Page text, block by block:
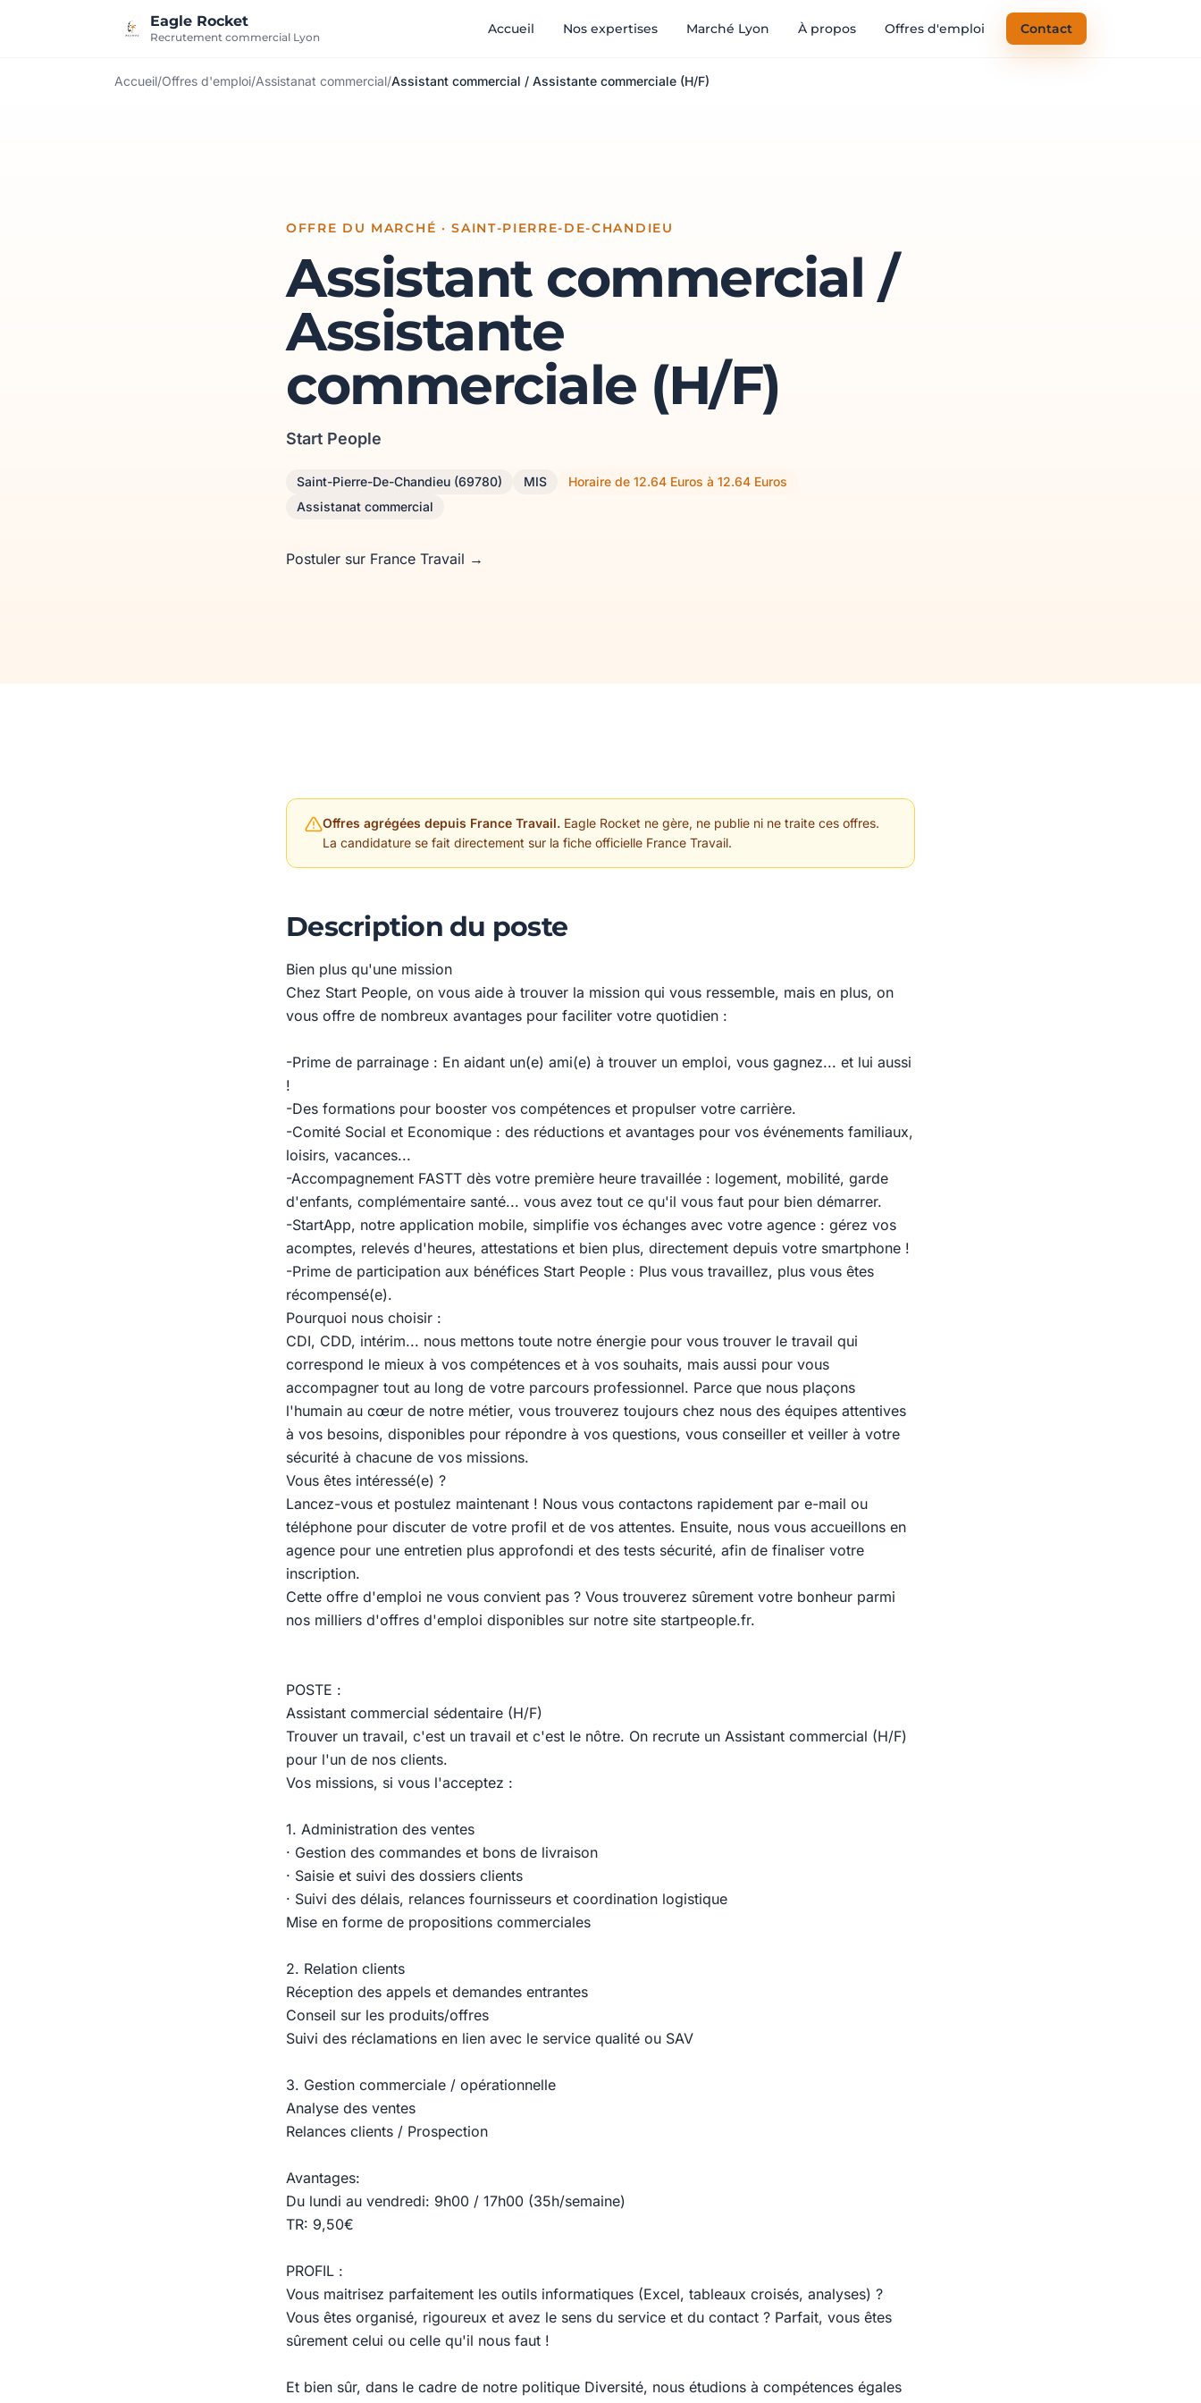
Eagle Rocket
Recrutement commercial Lyon
Accueil Nos expertises Marché Lyon À propos Offres d'emploi Contact
Accueil/Offres d'emploi/Assistanat commercial/Assistant commercial / Assistante commerciale (H/F)
OFFRE DU MARCHÉ · SAINT-PIERRE-DE-CHANDIEU
Assistant commercial /
Assistante
commerciale (H/F)
Start People
Saint-Pierre-De-Chandieu (69780) MIS
Horaire de 12.64 Euros à 12.64 Euros
Assistanat commercial
Postuler sur France Travail →
Offres agrégées depuis France Travail. Eagle Rocket ne gère, ne publie ni ne traite ces offres.
La candidature se fait directement sur la fiche officielle France Travail.
Description du poste
Bien plus qu'une mission
Chez Start People, on vous aide à trouver la mission qui vous ressemble, mais en plus, on
vous offre de nombreux avantages pour faciliter votre quotidien :
-Prime de parrainage : En aidant un(e) ami(e) à trouver un emploi, vous gagnez... et lui aussi
!
-Des formations pour booster vos compétences et propulser votre carrière.
-Comité Social et Economique : des réductions et avantages pour vos événements familiaux,
loisirs, vacances...
-Accompagnement FASTT dès votre première heure travaillée : logement, mobilité, garde
d'enfants, complémentaire santé... vous avez tout ce qu'il vous faut pour bien démarrer.
-StartApp, notre application mobile, simplifie vos échanges avec votre agence : gérez vos
acomptes, relevés d'heures, attestations et bien plus, directement depuis votre smartphone !
-Prime de participation aux bénéfices Start People : Plus vous travaillez, plus vous êtes
récompensé(e).
Pourquoi nous choisir :
CDI, CDD, intérim... nous mettons toute notre énergie pour vous trouver le travail qui
correspond le mieux à vos compétences et à vos souhaits, mais aussi pour vous
accompagner tout au long de votre parcours professionnel. Parce que nous plaçons
l'humain au cœur de notre métier, vous trouverez toujours chez nous des équipes attentives
à vos besoins, disponibles pour répondre à vos questions, vous conseiller et veiller à votre
sécurité à chacune de vos missions.
Vous êtes intéressé(e) ?
Lancez-vous et postulez maintenant ! Nous vous contactons rapidement par e-mail ou
téléphone pour discuter de votre profil et de vos attentes. Ensuite, nous vous accueillons en
agence pour une entretien plus approfondi et des tests sécurité, afin de finaliser votre
inscription.
Cette offre d'emploi ne vous convient pas ? Vous trouverez sûrement votre bonheur parmi
nos milliers d'offres d'emploi disponibles sur notre site startpeople.fr.
POSTE :
Assistant commercial sédentaire (H/F)
Trouver un travail, c'est un travail et c'est le nôtre. On recrute un Assistant commercial (H/F)
pour l'un de nos clients.
Vos missions, si vous l'acceptez :
1. Administration des ventes
· Gestion des commandes et bons de livraison
· Saisie et suivi des dossiers clients
· Suivi des délais, relances fournisseurs et coordination logistique
Mise en forme de propositions commerciales
2. Relation clients
Réception des appels et demandes entrantes
Conseil sur les produits/offres
Suivi des réclamations en lien avec le service qualité ou SAV
3. Gestion commerciale / opérationnelle
Analyse des ventes
Relances clients / Prospection
Avantages:
Du lundi au vendredi: 9h00 / 17h00 (35h/semaine)
TR: 9,50€
PROFIL :
Vous maitrisez parfaitement les outils informatiques (Excel, tableaux croisés, analyses) ?
Vous êtes organisé, rigoureux et avez le sens du service et du contact ? Parfait, vous êtes
sûrement celui ou celle qu'il nous faut !
Et bien sûr, dans le cadre de notre politique Diversité, nous étudions à compétences égales